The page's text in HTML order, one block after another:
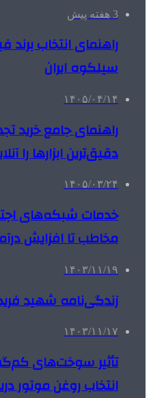
3 هفته پیش
راهنمای انتخاب برند
سیلکوه ایران
۱۴۰۵/۰۴/۱۴
راهنمای جامع خرید
دقیق‌ترین ابزارها را
۱۴۰۵/۰۳/۲۴
مخاطب تا افزایش
۱۴۰۳/۱۱/۱۹
زندگی‌نامه شهید
۱۴۰۳/۱۱/۱۷
انتخاب روغن موتور